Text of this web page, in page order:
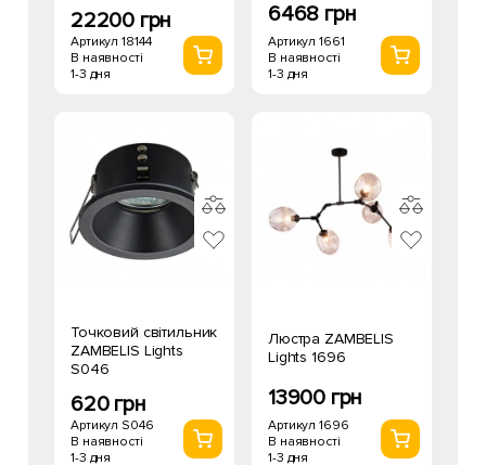
22200 грн
Артикул 18144
В наявності
1-3 дня
6468 грн
Артикул 1661
В наявності
1-3 дня
Точковий світильник
ZAMBELIS Lights
S046
620 грн
Артикул S046
В наявності
1-3 дня
Люстра ZAMBELIS
Lights 1696
13900 грн
Артикул 1696
В наявності
1-3 дня